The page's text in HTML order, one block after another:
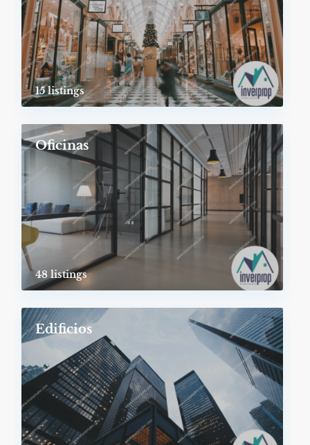
15 listings
Oficinas
48 listings
Edificios